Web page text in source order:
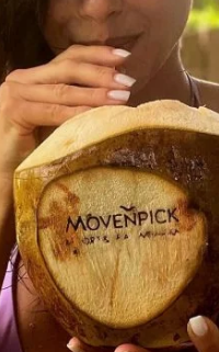
Calor Extremo Na Coreia Do
Faz 16 Mortes Com
Próximas Dos 42ºC
August 04, 2026 0